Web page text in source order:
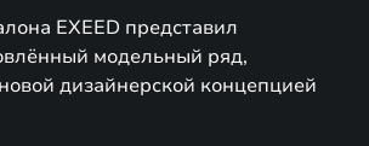
EXEED представил
модельный ряд,
дизайнерской концепцией